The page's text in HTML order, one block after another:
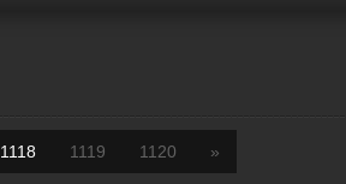
1118 1119 1120 »